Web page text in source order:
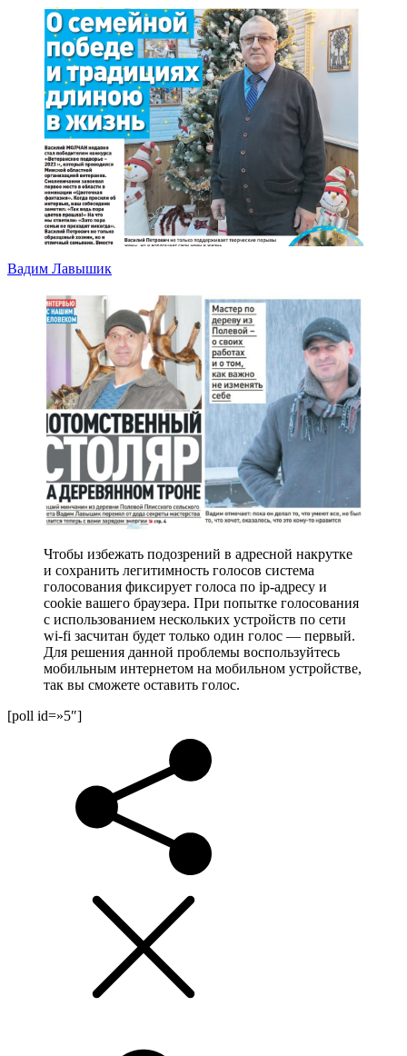
Вадим Лавышик
Чтобы избежать подозрений в адресной накрутке
и сохранить легитимность голосов система
голосования фиксирует голоса по ip-адресу и
cookie вашего браузера. При попытке голосования
с использованием нескольких устройств по сети
wi-fi засчитан будет только один голос — первый.
Для решения данной проблемы воспользуйтесь
мобильным интернетом на мобильном устройстве,
так вы сможете оставить голос.
[poll id=»5″]